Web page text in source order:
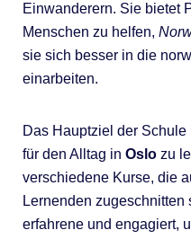
Einwanderern. Sie bietet
Menschen zu helfen,
sie sich besser in die
einarbeiten.
Das Hauptziel der
für den Alltag in Oslozu
verschiedene Kurse, die
Lernenden zugeschnitten
erfahrene und engagiert,